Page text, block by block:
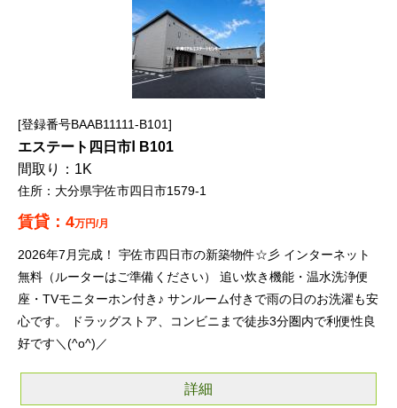
登録番号BAAB11111-B101
エステート四日市Ⅰ B101
1K
大分県宇佐市四日市1579-1
4万円/月
2026年7月完成！ 宇佐市四日市の新築物件☆彡 インターネット
無料（ルーターはご準備ください） 追い炊き機能・温水洗浄便
座・TVモニターホン付き♪ サンルーム付きで雨の日のお洗濯も安
心です。 ドラッグストア、コンビニまで徒歩3分圏内で利便性良
好です＼(^o^)／
詳細